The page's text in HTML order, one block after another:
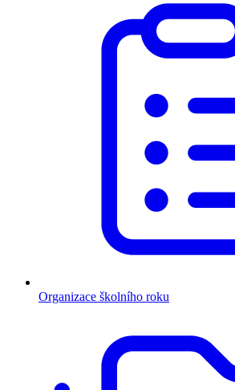
Organizace školního roku